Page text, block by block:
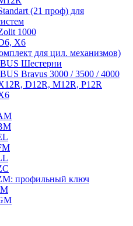
(21 проф) для
1000
X6
для цил. механизмов)
Шестерни
Bravus 3000 / 3500 / 4000
D12R, M12R, P12R
профильный ключ